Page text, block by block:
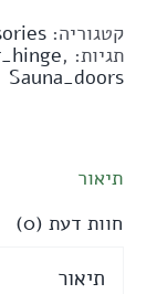
לדלתות
זכוכית
בסאונה
מבית
קטגוריה:
תגיות: ,
Sauna_doors
תיאור
חוות דעת (0)
תיאור